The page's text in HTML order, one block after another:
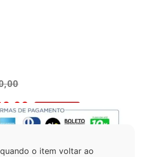
No Pix 5% OFF
o item voltar ao